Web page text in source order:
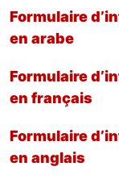
Formulaire
en arabe
Formulaire
en français
Formulaire
en anglais